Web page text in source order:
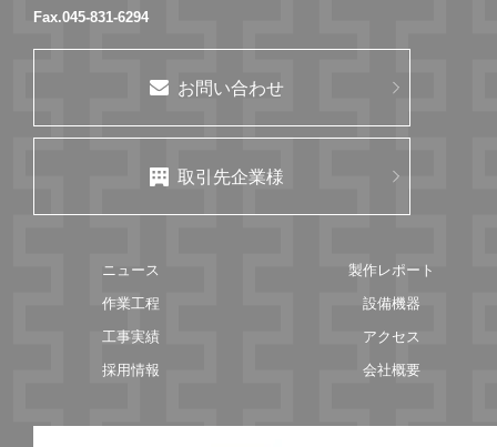
Fax.045-831-6294
お問い合わせ
取引先企業様
ニュース
製作レポート
作業工程
設備機器
工事実績
アクセス
採用情報
会社概要